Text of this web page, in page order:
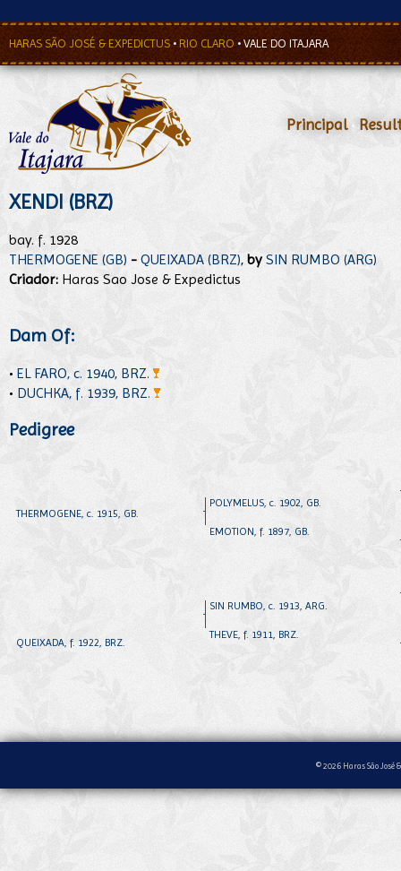
HARAS SÃO JOSÉ & EXPEDICTUS • RIO CLARO • VALE DO ITAJARA
Principal•
XENDI (BRZ)
bay. f. 1928
THERMOGENE (GB) - QUEIXADA (BRZ), by SIN RUMBO (ARG)
Criador: Haras Sao Jose & Expedictus
Dam Of:
• EL FARO, c. 1940, BRZ.
• DUCHKA, f. 1939, BRZ.
Pedigree
THERMOGENE, c. 1915, GB.
QUEIXADA, f. 1922, BRZ.
POLYMELUS, c. 1902, GB.
EMOTION, f. 1897, GB.
SIN RUMBO, c. 1913, ARG.
THEVE, f. 1911, BRZ.
© 2026 Haras São José